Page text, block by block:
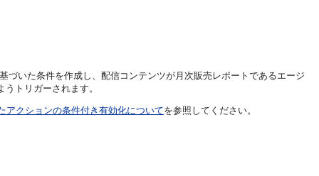
いた条件を作成し、配信コンテンツが月次販売レポートであるエージ
トリガーされます。
アクションの条件付き有効化についてを参照してください。